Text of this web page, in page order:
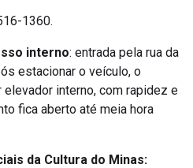
1360.
interno: entrada pela rua da
estacionar o veículo, o
elevador interno, com rapidez e
fica aberto até meia hora
da Cultura do Minas: